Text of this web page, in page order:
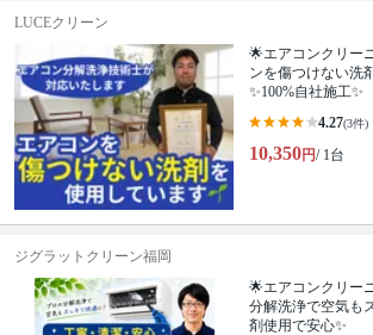
LUCEクリーン
🌟エアコンクリー
ンを傷つけない洗
✨100%自社施工✨
4.27(3件)
10,350円/ 1台
ジグラットクリーン福岡
🌟エアコンクリー
分解洗浄で空気も
剤使用で安心✨